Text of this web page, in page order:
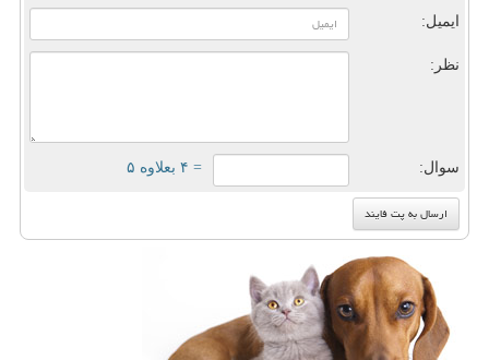
ایمیل:
نظر:
سوال: = ۴ بعلاوه ۵